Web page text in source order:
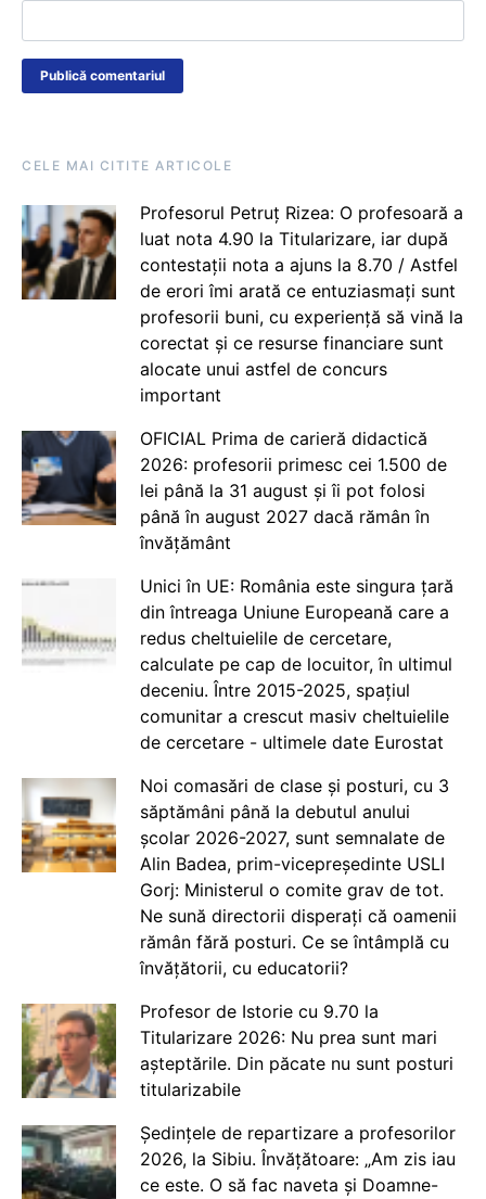
CELE MAI CITITE ARTICOLE
Profesorul Petruț Rizea: O profesoară a
luat nota 4.90 la Titularizare, iar după
contestații nota a ajuns la 8.70 / Astfel
de erori îmi arată ce entuziasmați sunt
profesorii buni, cu experiență să vină la
corectat și ce resurse financiare sunt
alocate unui astfel de concurs
important
OFICIAL Prima de carieră didactică
2026: profesorii primesc cei 1.500 de
lei până la 31 august și îi pot folosi
până în august 2027 dacă rămân în
învățământ
Unici în UE: România este singura țară
din întreaga Uniune Europeană care a
redus cheltuielile de cercetare,
calculate pe cap de locuitor, în ultimul
deceniu. Între 2015-2025, spațiul
comunitar a crescut masiv cheltuielile
de cercetare - ultimele date Eurostat
Noi comasări de clase și posturi, cu 3
săptămâni până la debutul anului
școlar 2026-2027, sunt semnalate de
Alin Badea, prim-vicepreședinte USLI
Gorj: Ministerul o comite grav de tot.
Ne sună directorii disperați că oamenii
rămân fără posturi. Ce se întâmplă cu
învățătorii, cu educatorii?
Profesor de Istorie cu 9.70 la
Titularizare 2026: Nu prea sunt mari
așteptările. Din păcate nu sunt posturi
titularizabile
Ședințele de repartizare a profesorilor
2026, la Sibiu. Învățătoare: „Am zis iau
ce este. O să fac naveta și Doamne-